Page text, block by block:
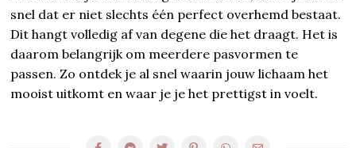
snel dat er niet slechts één perfect overhemd bestaat.
Dit hangt volledig af van degene die het draagt. Het is
daarom belangrijk om meerdere pasvormen te
passen. Zo ontdek je al snel waarin jouw lichaam het
mooist uitkomt en waar je je het prettigst in voelt.